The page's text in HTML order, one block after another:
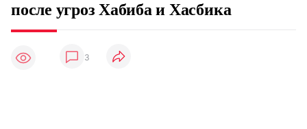
после угроз Хабиба и Хасбика
3